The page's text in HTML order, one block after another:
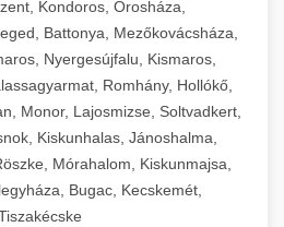
Kondoros, Orosháza,
Battonya, Mezőkovácsháza,
Nyergesújfalu, Kismaros,
Romhány, Hollókő,
Monor, Lajosmizse, Soltvadkert,
Kiskunhalas, Jánoshalma,
Mórahalom, Kiskunmajsa,
Bugac, Kecskemét,